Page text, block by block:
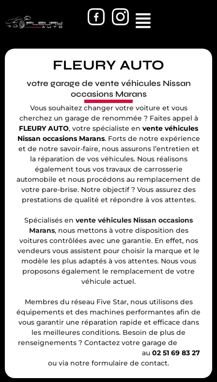
FLEURY AUTO
votre garage de vente véhicules Nissan
occasions Marans
Vous souhaitez changer votre voiture et vous
cherchez un garage de renommée ? Faites appel à
FLEURY AUTO, votre spécialiste en vente véhicules
Nissan occasions Marans. Forts de notre expérience
et de notre savoir-faire, nous assurons l’entretien et
la réparation de vos véhicules. Nous réalisons
également tous vos travaux de carrosserie
automobile et nous procédons au remplacement de
votre pare-brise. Notre objectif ? Vous assurez des
prestations de qualité et répondre à vos attentes.
Spécialisés en vente véhicules Nissan occasions
Marans, nous mettons à votre disposition des
voitures contrôlées avec une garantie. En effet, nos
vendeurs vous assistent pour choisir la marque et le
modèle les plus adaptés à vos attentes. Nous vous
proposons également le remplacement de votre
véhicule actuel.
Membres du réseau Five Star, nous utilisons des
équipements et des machines performantes afin de
vous garantir une réparation rapide et efficace dans
les meilleures conditions. Besoin de plus de
renseignements ? Contactez votre garage de
au 02 51 69 83 27
ou via notre formulaire de contact.